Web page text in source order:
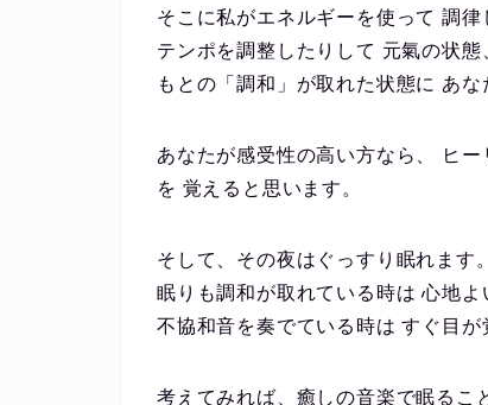
そこに私がエネルギーを使って 調律
テンポを調整したりして 元氣の状態
もとの「調和」が取れた状態に あな
あなたが感受性の高い方なら、 ヒ
を 覚えると思います。
そして、その夜はぐっすり眠れます。
眠りも調和が取れている時は 心地よ
不協和音を奏でている時は すぐ目が
考えてみれば、癒しの音楽で眠るこ